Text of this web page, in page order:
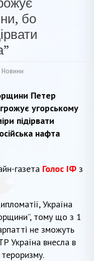
бо
Новини
Петер
угорському
підірвати
нафта
газета Голос ІФ з
Україна
тому що з 1
не зможуть
Україна внесла в